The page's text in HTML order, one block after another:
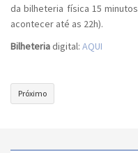
da bilheteria física 15
acontecer até as 22h).
Bilheteriadigital: AQUI
Próximo
artigo:
Próximo